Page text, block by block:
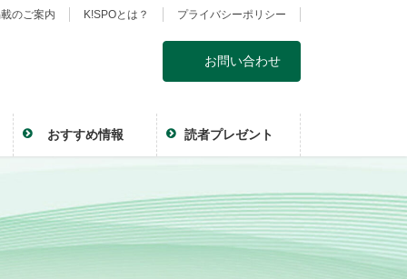
のご案内 K!SPOとは？ プライバシーポリシー
お問い合わせ
おすすめ情報 読者プレゼント